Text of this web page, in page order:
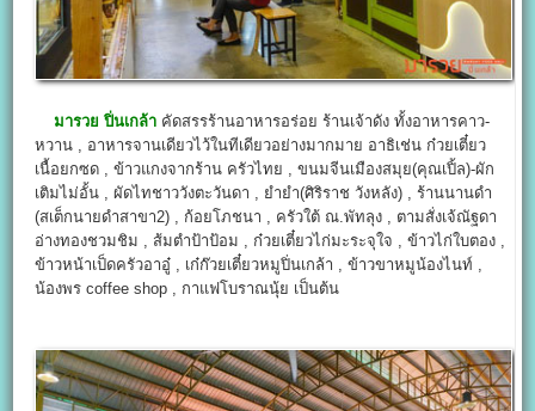
มารวย ปิ่นเกล้า คัดสรรร้านอาหารอร่อย ร้านเจ้าดัง ทั้งอาหารคาว-
หวาน , อาหารจานเดียวไว้ในทีเดียวอย่างมากมาย อาธิเช่น ก๋วยเตี๋ยว
เนื้อยกซด , ข้าวแกงจากร้าน ครัวไทย , ขนมจีนเมืองสมุย(คุณเปิ้ล)-ผัก
เติมไม่อั้น , ผัดไทชาววังตะวันดา , ยำยำ(ศิริราช วังหลัง) , ร้านนานดำ
(สเต็กนายดำสาขา2) , ก้อยโภชนา , ครัวใต้ ณ.พัทลุง , ตามสั่งเจ้ณัฐดา
อ่างทองชวมชิม , ส้มตำป้าป้อม , ก๋วยเตี๋ยวไก่มะระจุใจ , ข้าวไก่ใบตอง ,
ข้าวหน้าเป็ดครัวอาอู๋ , เก๋ก๊วยเตี๋ยวหมูปิ่นเกล้า , ข้าวขาหมูน้องไนท์ ,
น้องพร coffee shop , กาแฟโบราณนุ้ย เป็นต้น